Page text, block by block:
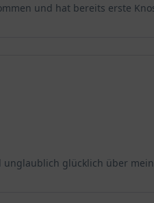
und hat bereits erste
unglaublich glücklich über